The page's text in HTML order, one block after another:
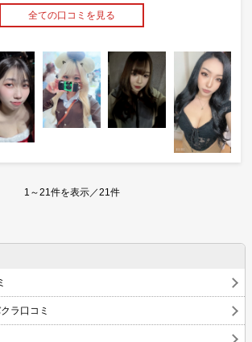
全ての口コミを見る
1～21件を表示／21件
ラ口コミ